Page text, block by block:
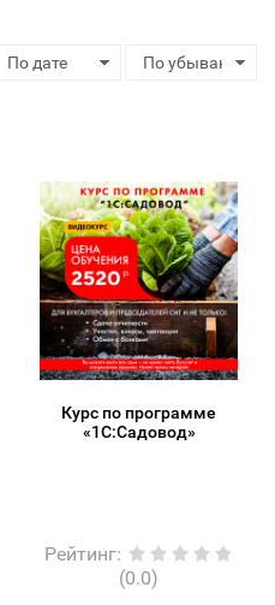
Курс по программе
«1С:Садовод»
Рейтинг:
(0.0)